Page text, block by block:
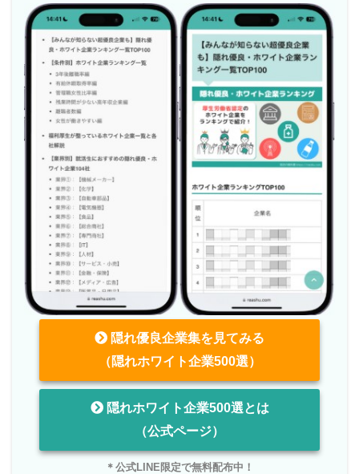
隠れ優良企業集を見てみる
（隠れホワイト企業500選）
隠れホワイト企業500選とは
（公式ページ）
＊公式LINE限定で無料配布中！